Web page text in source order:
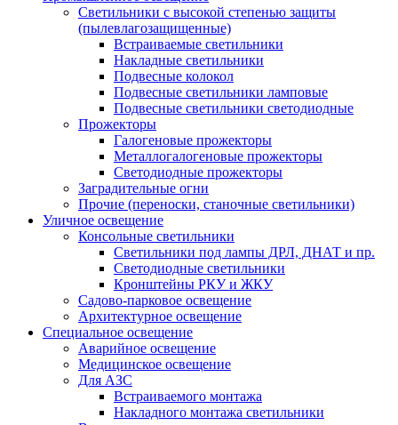
Светильники с высокой степенью защиты
(пылевлагозащищенные)
Встраиваемые светильники
Накладные светильники
Подвесные колокол
Подвесные светильники ламповые
Подвесные светильники светодиодные
Прожекторы
Галогеновые прожекторы
Металлогалогеновые прожекторы
Светодиодные прожекторы
Заградительные огни
Прочие (переноски, станочные светильники)
Уличное освещение
Консольные светильники
Cветильники под лампы ДРЛ, ДНАТ и пр.
Cветодиодные светильники
Кронштейны РКУ и ЖКУ
Садово-парковое освещение
Архитектурное освещение
Специальное освещение
Аварийное освещение
Медицинское освещение
Для АЗС
Встраиваемого монтажа
Накладного монтажа светильники